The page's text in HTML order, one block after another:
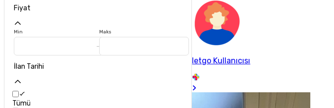
Fiyat
Min Maks
İlan Tarihi
Tümü
letgo Kullanıcısı